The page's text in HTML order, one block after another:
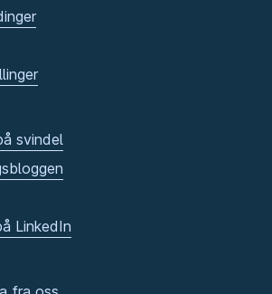
svindel
LinkedIn